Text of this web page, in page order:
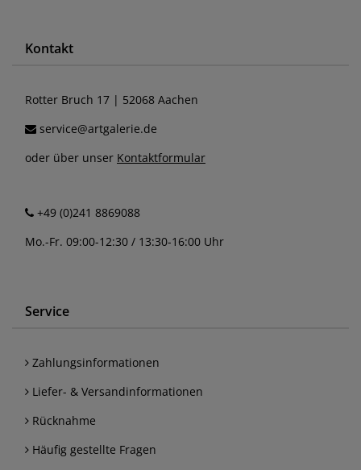
Kontakt
Rotter Bruch 17 | 52068 Aachen
service@artgalerie.de
oder über unser Kontaktformular
+49 (0)241 8869088
Mo.-Fr. 09:00-12:30 / 13:30-16:00 Uhr
Service
Zahlungsinformationen
Liefer- & Versandinformationen
Rücknahme
Häufig gestellte Fragen